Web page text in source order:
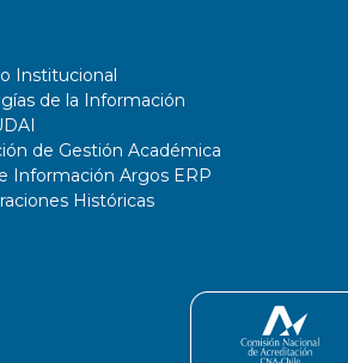
Institucional
de la Información
de Gestión Académica
Información Argos ERP
Históricas